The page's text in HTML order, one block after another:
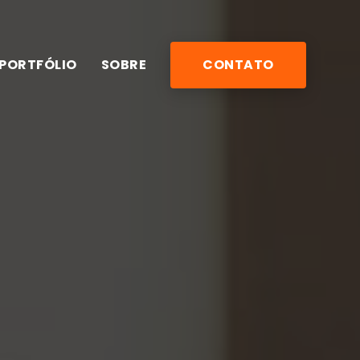
SOBRE CONTATO